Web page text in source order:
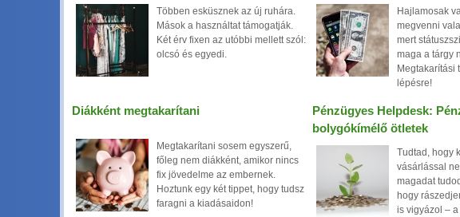
Többen esküsznek az új ruhára.
Mások a használtat támogatják.
Két érv fixen az utóbbi mellett szól:
olcsó és egyedi.
Hajlamosak
megvenni
mert
maga a tárgy
Megtakarítási
lépésre!
Diákként megtakarítani
Megtakarítani sosem egyszerű,
főleg nem diákként, amikor nincs
fix jövedelme az embernek.
Hoztunk egy két tippet, hogy tudsz
faragni a kiadásaidon!
Pénzügyes Helpdesk:
bolygókímélő ötletek
Tudtad, hogy
vásárlással
magadat
hogy
is vigyázol –